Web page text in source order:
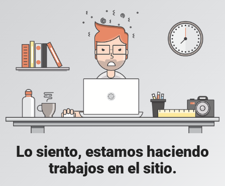
Lo siento, estamos haciendo
trabajos en el sitio.